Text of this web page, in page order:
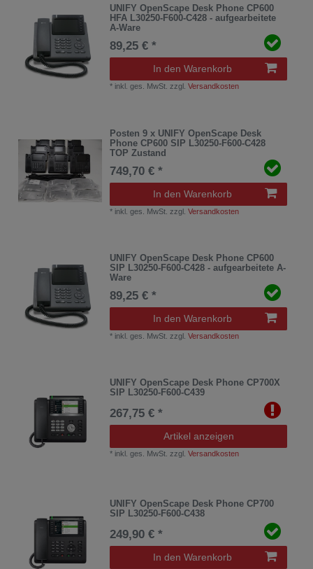
UNIFY OpenScape Desk Phone CP600
HFA L30250-F600-C428 - aufgearbeitete
A-Ware
89,25 € *
In den Warenkorb
* inkl. ges. MwSt. zzgl.Versandkosten
Posten 9 x UNIFY OpenScape Desk
Phone CP600 SIP L30250-F600-C428
TOP Zustand
749,70 € *
In den Warenkorb
* inkl. ges. MwSt. zzgl.Versandkosten
UNIFY OpenScape Desk Phone CP600
SIP L30250-F600-C428 - aufgearbeitete A-
Ware
89,25 € *
In den Warenkorb
* inkl. ges. MwSt. zzgl.Versandkosten
UNIFY OpenScape Desk Phone CP700X
SIP L30250-F600-C439
267,75 € *
Artikel anzeigen
* inkl. ges. MwSt. zzgl.Versandkosten
UNIFY OpenScape Desk Phone CP700
SIP L30250-F600-C438
249,90 € *
In den Warenkorb